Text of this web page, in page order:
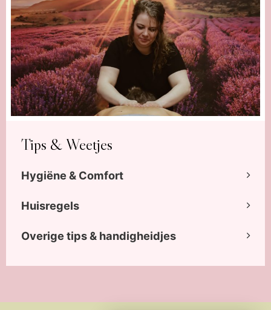
Tips & Weetjes
Hygiëne & Comfort
Huisregels
Overige tips & handigheidjes